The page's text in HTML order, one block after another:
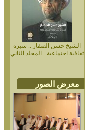
الشيخ حسن الصفار .. سيرة
ثقافية اجتماعية - المجلد الثاني
معرض الصور